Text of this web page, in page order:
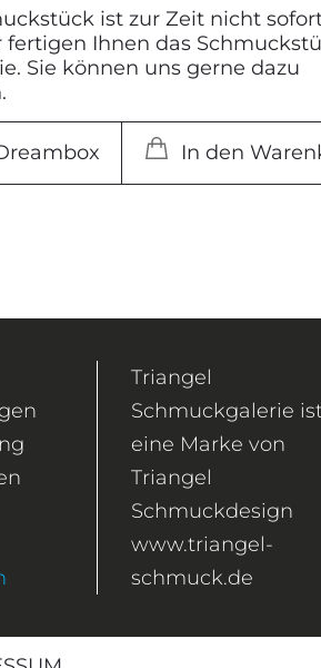
ist zur Zeit nicht
fertigen Ihnen das
Sie können uns gerne dazu
In den
Triangel
Schmuckgalerie
eine Marke von
Triangel
Schmuckdesign
www.triangel-
schmuck.de